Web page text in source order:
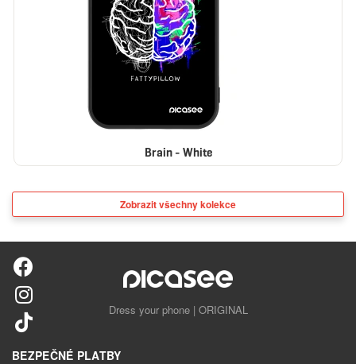
Brain - White
Zobrazit všechny kolekce
Dress your phone | ORIGINAL
BEZPEČNÉ PLATBY